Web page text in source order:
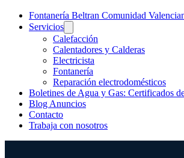
Fontanería Beltran Comunidad
Servicios
Calefacción
Calentadores y Calderas
Electricista
Fontanería
Reparación electrodomésticos
Boletines de Agua y Gas: Certificados
Blog Anuncios
Contacto
Trabaja con nosotros